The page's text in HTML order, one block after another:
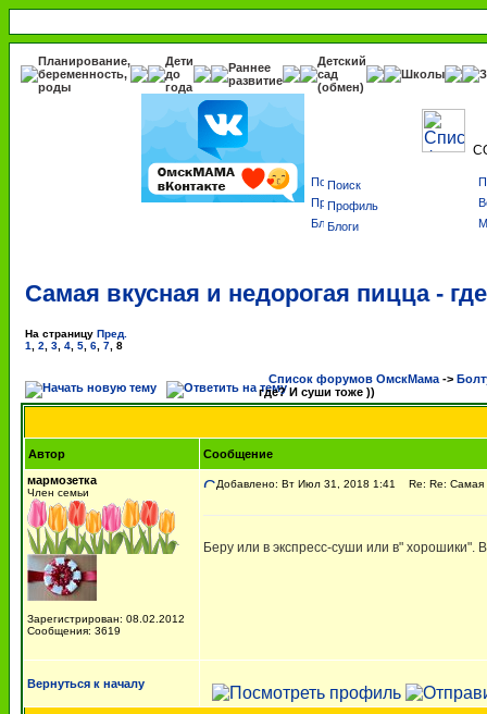
Планирование,
беременность,
роды
Дети
до
года
Раннее
развитие
Детский
сад
(обмен)
Школы
Поиск
Профиль
Блоги
Самая вкусная и недорогая пицца -
На страницу Пред.
1
2 3 4 5 6 7 8
Список форумов ОмскМама ->
где? И суши тоже ))
Автор
Сообщение
мармозетка
Член семьи
Зарегистрирован: 08.02.2012
Сообщения: 3619
Добавлено: Вт Июл 31, 2018 1:41 Re: Re: Самая
Беру или в экспресс-суши или в" хорошики".
Вернуться к началу